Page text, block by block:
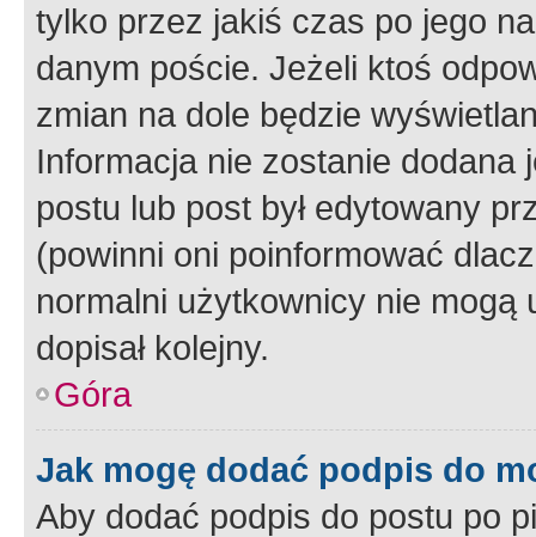
tylko przez jakiś czas po jego
danym poście. Jeżeli ktoś
zmian na dole będzie
Informacja nie zostanie dodana
postu lub post był edytowany
(powinni oni poinformować
normalni użytkownicy nie
dopisał kolejny.
Góra
Jak mogę dodać podpis do
Aby dodać podpis do postu po